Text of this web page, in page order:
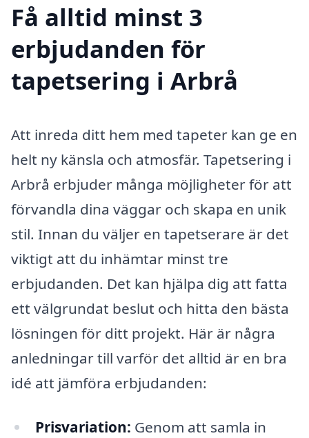
Få alltid minst 3
erbjudanden för
tapetsering i Arbrå
Att inreda ditt hem med tapeter kan ge en
helt ny känsla och atmosfär. Tapetsering i
Arbrå erbjuder många möjligheter för att
förvandla dina väggar och skapa en unik
stil. Innan du väljer en tapetserare är det
viktigt att du inhämtar minst tre
erbjudanden. Det kan hjälpa dig att fatta
ett välgrundat beslut och hitta den bästa
lösningen för ditt projekt. Här är några
anledningar till varför det alltid är en bra
idé att jämföra erbjudanden:
Prisvariation: Genom att samla in